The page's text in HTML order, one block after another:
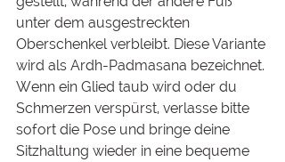
unter dem ausgestreckten
Oberschenkel verbleibt. Diese Variante
wird als Ardh-Padmasana bezeichnet.
Wenn ein Glied taub wird oder du
Schmerzen verspürst, verlasse bitte
sofort die Pose und bringe deine
Sitzhaltung wieder in eine bequeme